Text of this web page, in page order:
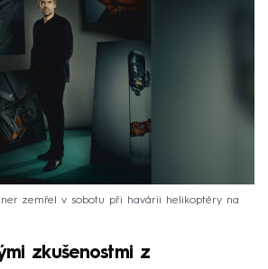
zemřel v sobotu při havárii helikoptéry na
zkušenostmi z